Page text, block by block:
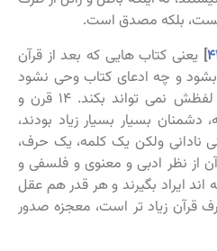
بلکه مصدق است.
] یعنی کتاب هایی که بعد از قرآن
و چه ادعای کتاب وحی نشود
ایجاد بطلان در قرآن حتی در لفظش نمی تواند بکند. ۱۴ قرن و
دشمنان بسیار بسیار زیاد بودند،
نادانی ولکن یک کلمه، یک حرف،
از نظر ادبی و معنوی و فلسفی و
اند ایراد بگیرند و هر قدر هم عقل
قرآن زیاد تر است، معجزه صدور